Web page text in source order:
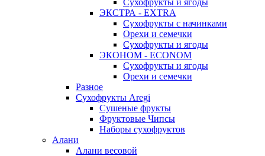
Сухофрукты и ягоды
ЭКСТРА - EXTRA
Сухофрукты с начинками
Орехи и семечки
Сухофрукты и ягоды
ЭКОНОМ - ECONOM
Сухофрукты и ягоды
Орехи и семечки
Разное
Сухофрукты Aregi
Сушеные фрукты
Фруктовые Чипсы
Наборы сухофруктов
Алани
Алани весовой